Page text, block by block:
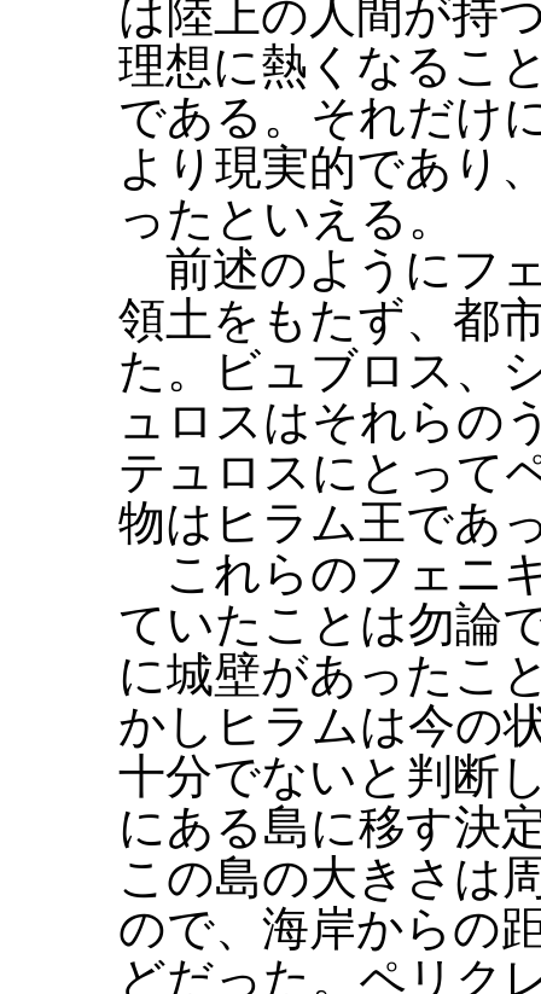
は陸上の人間が持
理想に熱くなるこ
である。それだけ
より現実的であり
ったといえる。
前述のようにフ
領土をもたず、都
た。ビュブロス、
ュロスはそれらの
テュロスにとって
物はヒラム王であ
これらのフェニ
ていたことは勿論
に城壁があったこ
かしヒラムは今の
十分でないと判断
にある島に移す決
この島の大きさは
ので、海岸からの
どだった。ペリク